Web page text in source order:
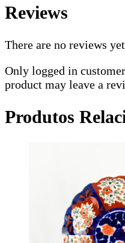
Reviews
There are no reviews
Only logged in
product may leave a
Produtos